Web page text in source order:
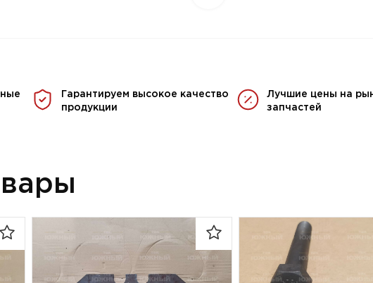
Гарантируем высокое качество
продукции
Лучшие цены на
запчастей